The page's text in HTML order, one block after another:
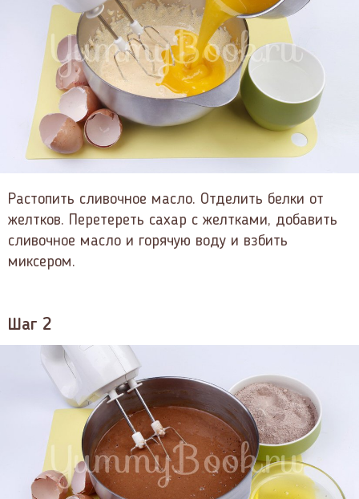
Растопить сливочное масло. Отделить белки от
желтков. Перетереть сахар с желтками, добавить
сливочное масло и горячую воду и взбить
миксером.
Шаг 2